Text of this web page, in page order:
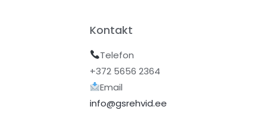
Kontakt
Telefon
+372 5656 2364
Email
info@gsrehvid.ee